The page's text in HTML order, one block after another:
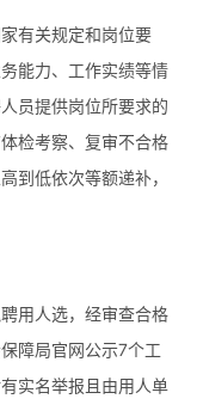
有关规定和岗位要
能力、工作实绩等情
员提供岗位所要求的
检考察、复审不合格
到低依次等额递补，
用人选，经审查合格
障局官网公示7个工
实名举报且由用人单